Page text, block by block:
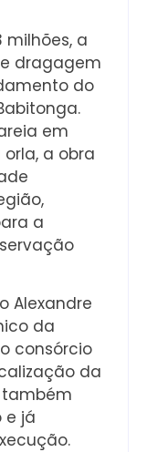
a
dragagem
do
em
a obra
a
Alexandre
da
consórcio
da
e já